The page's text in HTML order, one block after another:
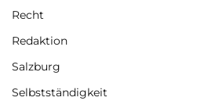
Recht
Redaktion
Salzburg
Selbstständigkeit